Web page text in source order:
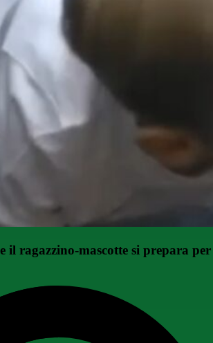
il ragazzino-mascotte si prepara per